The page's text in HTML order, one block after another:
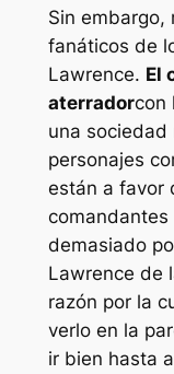
Sin embargo,
fanáticos de
Lawrence. El
aterradorcon
una sociedad
personajes
están a favor
comandantes
demasiado
Lawrence de
razón por la
verlo en la
ir bien hasta